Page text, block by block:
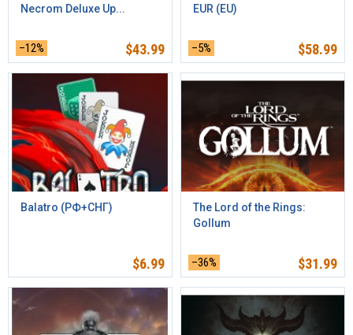
Necrom Deluxe Up...
–12% $43.99
EUR (EU)
–5% $58.99
Balatro (РФ+СНГ)
$6.99
The Lord of the Rings:
Gollum
–36% $31.99